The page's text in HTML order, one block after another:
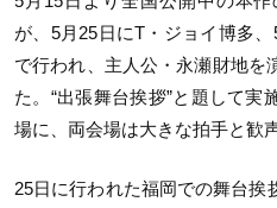
が、5月25日にT・ジョイ博多
で行われ、主人公・永瀬財地を
た。“出張舞台挨拶”と題して実
場に、両会場は大きな拍手と歓
25日に行われた福岡での舞台挨